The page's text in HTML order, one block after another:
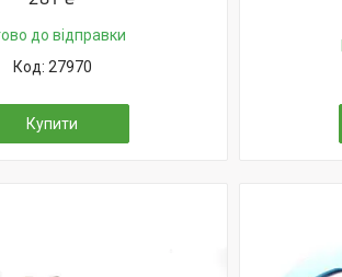
до відправки
27970
Купити